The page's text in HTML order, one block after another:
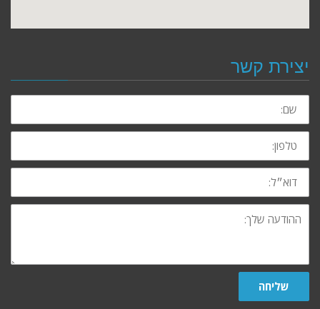
יצירת קשר
שם:
טלפון:
דוא״ל:
ההודעה
שלך:
שליחה